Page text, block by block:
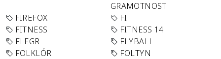
GRAMOTNOST
FIREFOX
FIT
FITNESS
FITNESS 14
FLEGR
FLYBALL
FOLKLÓR
FOLTYN